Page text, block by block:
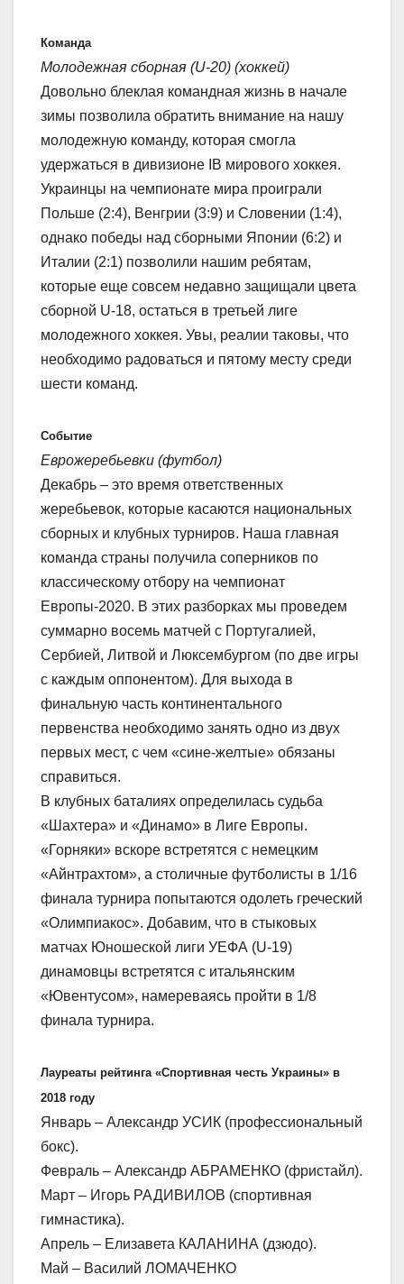
Команда
Молодежная сборная (U-20) (хоккей)
Довольно блеклая командная жизнь в начале
зимы позволила обратить внимание на нашу
молодежную команду, которая смогла
удержаться в дивизионе IB мирового хоккея.
Украинцы на чемпионате мира проиграли
Польше (2:4), Венгрии (3:9) и Словении (1:4),
однако победы над сборными Японии (6:2) и
Италии (2:1) позволили нашим ребятам,
которые еще совсем недавно защищали цвета
сборной U-18, остаться в третьей лиге
молодежного хоккея. Увы, реалии таковы, что
необходимо радоваться и пятому месту среди
шести команд.
Событие
Еврожеребьевки (футбол)
Декабрь – это время ответственных
жеребьевок, которые касаются национальных
сборных и клубных турниров. Наша главная
команда страны получила соперников по
классическому отбору на чемпионат
Европы-2020. В этих разборках мы проведем
суммарно восемь матчей с Португалией,
Сербией, Литвой и Люксембургом (по две игры
с каждым оппонентом). Для выхода в
финальную часть континентального
первенства необходимо занять одно из двух
первых мест, с чем «сине-желтые» обязаны
справиться.
В клубных баталиях определилась судьба
«Шахтера» и «Динамо» в Лиге Европы.
«Горняки» вскоре встретятся с немецким
«Айнтрахтом», а столичные футболисты в 1/16
финала турнира попытаются одолеть греческий
«Олимпиакос». Добавим, что в стыковых
матчах Юношеской лиги УЕФА (U-19)
динамовцы встретятся с итальянским
«Ювентусом», намереваясь пройти в 1/8
финала турнира.
Лауреаты рейтинга «Спортивная честь Украины» в
2018 году
Январь – Александр УСИК (профессиональный
бокс).
Февраль – Александр АБРАМЕНКО (фристайл).
Март – Игорь РАДИВИЛОВ (спортивная
гимнастика).
Апрель – Елизавета КАЛАНИНА (дзюдо).
Май – Василий ЛОМАЧЕНКО